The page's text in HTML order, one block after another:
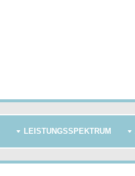
LEISTUNGSSPEKTRUM